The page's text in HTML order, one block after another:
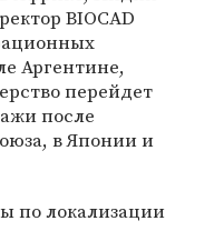
BIOCAD
Аргентине,
перейдет
после
в Японии и
по локализации